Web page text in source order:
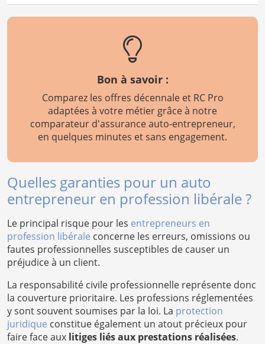
Bon à savoir :
Comparez les offres décennale et RC Pro
adaptées à votre métier grâce à notre
comparateur d'assurance auto-entrepreneur,
en quelques minutes et sans engagement.
Quelles garanties pour un auto
entrepreneur en profession libérale ?
Le principal risque pour les entrepreneurs en
profession libérale concerne les erreurs, omissions ou
fautes professionnelles susceptibles de causer un
préjudice à un client.
La responsabilité civile professionnelle représente donc
la couverture prioritaire. Les professions réglementées
y sont souvent soumises par la loi. La protection
juridique constitue également un atout précieux pour
faire face aux litiges liés aux prestations réalisées.